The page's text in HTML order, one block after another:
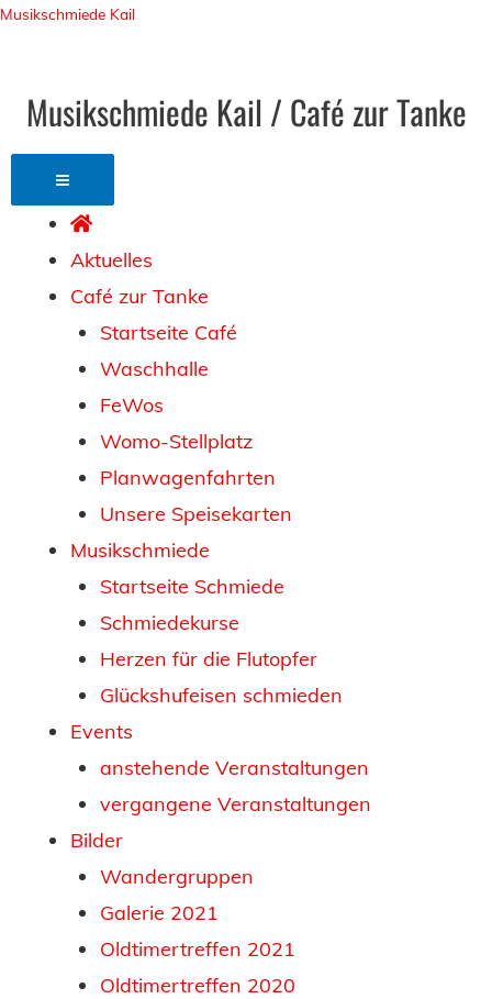
Musikschmiede Kail
Musikschmiede Kail / Café zur Tanke
Aktuelles
Café zur Tanke
Startseite Café
Waschhalle
FeWos
Womo-Stellplatz
Planwagenfahrten
Unsere Speisekarten
Musikschmiede
Startseite Schmiede
Schmiedekurse
Herzen für die Flutopfer
Glückshufeisen schmieden
Events
anstehende Veranstaltungen
vergangene Veranstaltungen
Bilder
Wandergruppen
Galerie 2021
Oldtimertreffen 2021
Oldtimertreffen 2020